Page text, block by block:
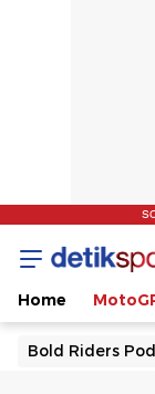
Home
Bold Riders